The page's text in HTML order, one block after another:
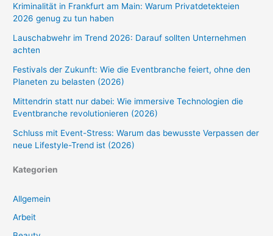
Kriminalität in Frankfurt am Main: Warum Privatdetekteien
2026 genug zu tun haben
Lauschabwehr im Trend 2026: Darauf sollten Unternehmen
achten
Festivals der Zukunft: Wie die Eventbranche feiert, ohne den
Planeten zu belasten (2026)
Mittendrin statt nur dabei: Wie immersive Technologien die
Eventbranche revolutionieren (2026)
Schluss mit Event-Stress: Warum das bewusste Verpassen der
neue Lifestyle-Trend ist (2026)
Kategorien
Allgemein
Arbeit